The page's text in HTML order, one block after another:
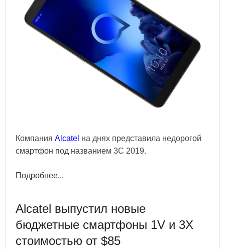
Компания Alcatel на днях представила недорогой
смартфон под названием 3C 2019.
Подробнее...
Alcatel выпустил новые
бюджетные смартфоны 1V и 3X
стоимостью от $85